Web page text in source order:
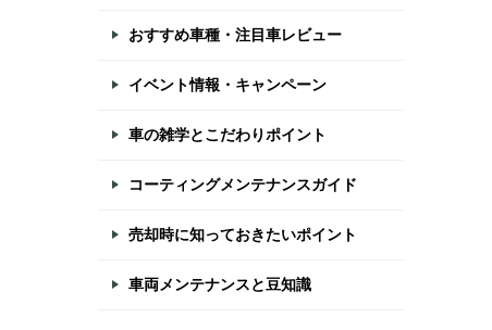
おすすめ車種・注目車レビュー
イベント情報・キャンペーン
車の雑学とこだわりポイント
コーティングメンテナンスガイド
売却時に知っておきたいポイント
車両メンテナンスと豆知識